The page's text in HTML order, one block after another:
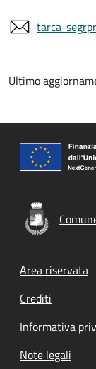
tarca-
Ultimo
Footer
Area riservata
Crediti
Informativa
Note legali